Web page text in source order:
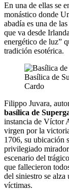
En una de ellas se
monástico donde
abadía es una de
que va desde
energético de luz”
tradición esotérica.
Basílica de
Cardo
Filippo Juvara,
basílica de
instancia de Víctor
virgen por la
1706, su ubicación
privilegiado
escenario del
que fallecieron
del siniestro se
víctimas.